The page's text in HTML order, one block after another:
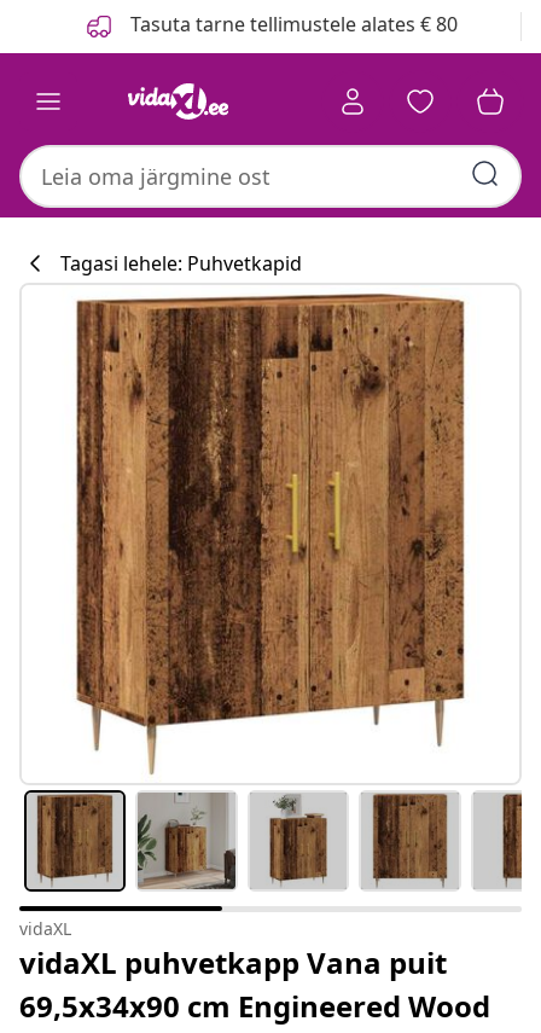
Tasuta tarne tellimustele alates € 80
#sharemevidaxl
Tagasi lehele: Puhvetkapid
vidaXL
vidaXL puhvetkapp Vana puit
69,5x34x90 cm Engineered Wood